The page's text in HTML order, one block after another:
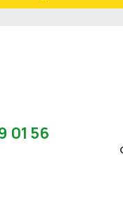
01 56